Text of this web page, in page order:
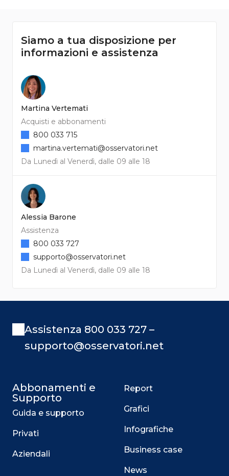
Siamo a tua disposizione per
informazioni e assistenza
Martina Vertemati
Acquisti e abbonamenti
Da Lunedì al Venerdì, dalle 09 alle 18
800 033 715
martina.vertemati@osservatori.net
Alessia Barone
Assistenza
Da Lunedì al Venerdì, dalle 09 alle 18
800 033 727
supporto@osservatori.net
Assistenza 800 033 727 –
supporto@osservatori.net
Abbonamenti e
Supporto
Guida e supporto
Privati
Aziendali
Report
Grafici
Infografiche
Business case
News